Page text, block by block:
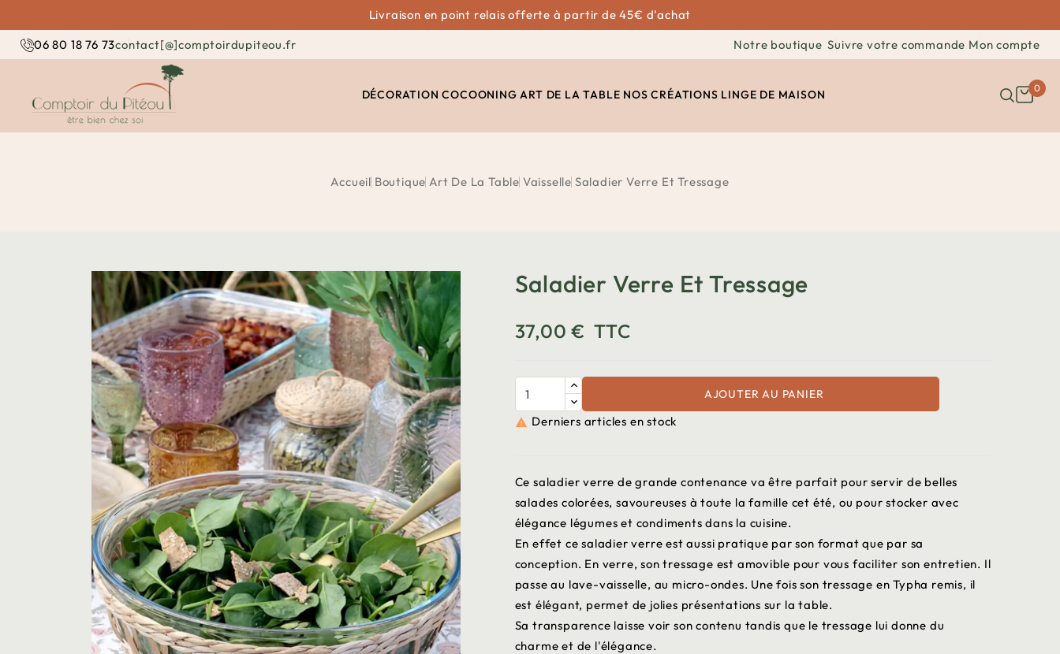
Livraison en point relais offerte à partir de 45€ d'achat
06 80 18 76 73contact[@]comptoirdupiteou.fr Notre boutique Suivre votre commande Mon compte
DÉCORATION COCOONING ART DE LA TABLE NOS CRÉATIONS LINGE DE MAISON 0
Accueil Boutique Art De La Table Vaisselle Saladier Verre Et Tressage
Saladier Verre Et Tressage
37,00 € TTC
AJOUTER AU PANIER
 Derniers articles en stock
Ce saladier verre de grande contenance va être parfait pour servir de belles
salades colorées, savoureuses à toute la famille cet été, ou pour stocker avec
élégance légumes et condiments dans la cuisine.
En effet ce saladier verre est aussi pratique par son format que par sa
conception. En verre, son tressage est amovible pour vous faciliter son entretien. Il
passe au lave-vaisselle, au micro-ondes. Une fois son tressage en Typha remis, il
est élégant, permet de jolies présentations sur la table.
Sa transparence laisse voir son contenu tandis que le tressage lui donne du
charme et de l'élégance.